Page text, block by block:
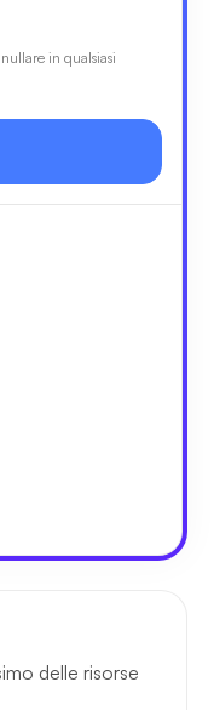
in qualsiasi
delle risorse